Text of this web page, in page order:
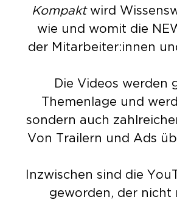
Kompaktwird
wie und womit die
der Mitarbeiter:innen
Die Videos werden
Themenlage und
sondern auch
Von Trailern und Ads
Inzwischen sind die
geworden, der nicht